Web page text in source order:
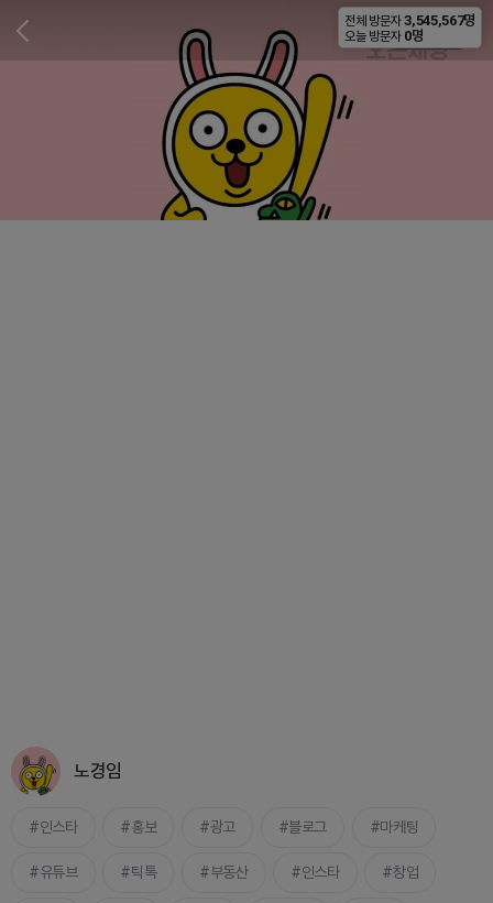
비공개
노경임
인스타 홍보 광고 블로그 마케팅
유튜브 틱톡 부동산 인스타 창업
전체 방문자 3,545,567명
오늘 방문자 0명